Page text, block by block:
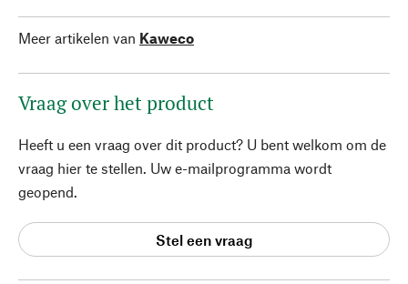
Meer artikelen van Kaweco
Vraag over het product
Heeft u een vraag over dit product? U bent welkom om de
vraag hier te stellen. Uw e-mailprogramma wordt
geopend.
Stel een vraag